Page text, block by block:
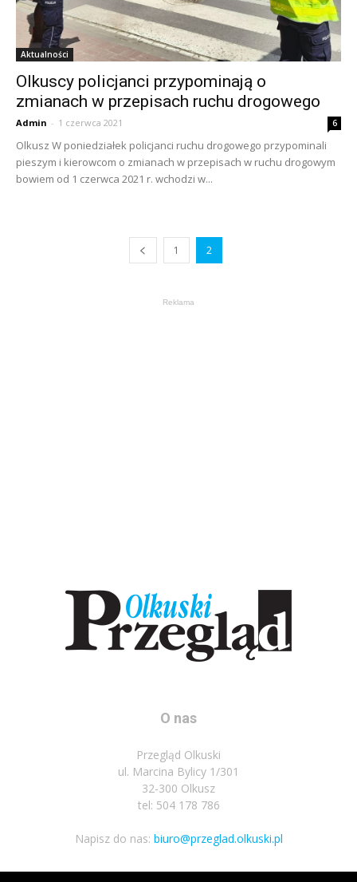
Aktualności
Olkuscy policjanci przypominają o
zmianach w przepisach ruchu drogowego
Admin - 1 czerwca 2021 6
Olkusz W poniedziałek policjanci ruchu drogowego przypominali
pieszym i kierowcom o zmianach w przepisach w ruchu drogowym
bowiem od 1 czerwca 2021 r. wchodzi w...
1 2
Reklama
O nas
Przegląd Olkuski
ul. Marcina Bylicy 1/301
32-300 Olkusz
tel: 504 178 786
Napisz do nas: biuro@przeglad.olkuski.pl